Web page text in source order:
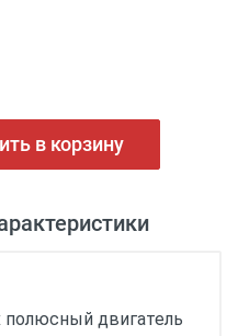
в корзину
двигатель